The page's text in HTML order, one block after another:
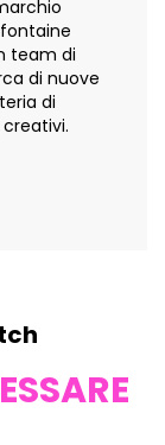
team di
di nuove
di